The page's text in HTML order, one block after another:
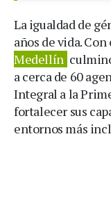
La igualdad de
años de vida.
Medellín
a cerca de 60
Integral a la
fortalecer sus
entornos más